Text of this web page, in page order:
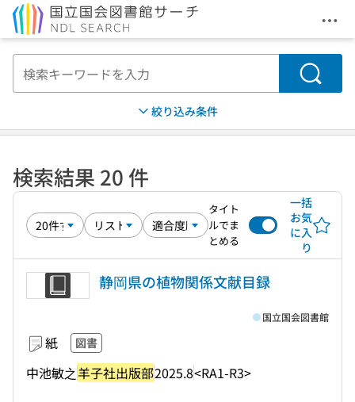
メ
検索
絞り込み条件
検索結果 20 件
タイト
ルでま
とめる
一括
お気
に入
り
静岡県の植物関係文献目録
紙 図書
中池敏之羊子社出版部2025.8<RA1-R3>
国立国会図書館